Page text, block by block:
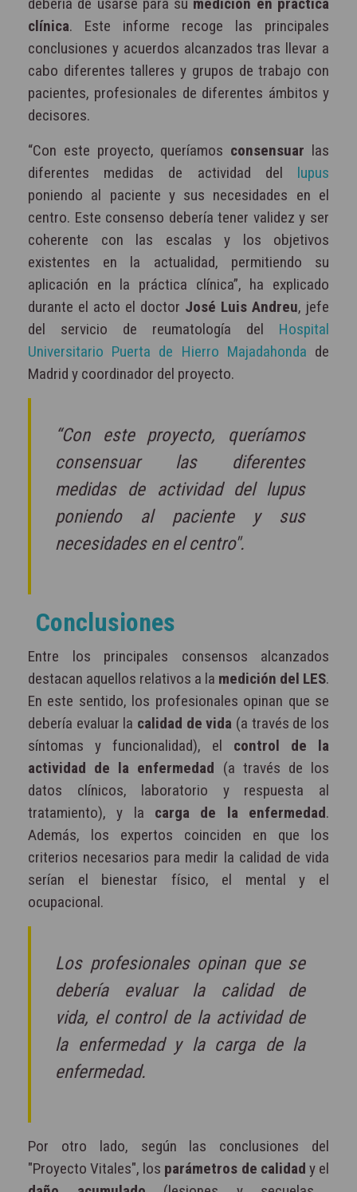
clínica. Este informe recoge las principales
conclusiones y acuerdos alcanzados tras llevar a
cabo diferentes talleres y grupos de trabajo con
pacientes, profesionales de diferentes ámbitos y
decisores.
“Con este proyecto, queríamos consensuar las
diferentes medidas de actividad del lupus
poniendo al paciente y sus necesidades en el
centro. Este consenso debería tener validez y ser
coherente con las escalas y los objetivos
existentes en la actualidad, permitiendo su
aplicación en la práctica clínica”, ha explicado
durante el acto el doctor José Luis Andreu, jefe
del servicio de reumatología del Hospital
Universitario Puerta de Hierro Majadahonda de
Madrid y coordinador del proyecto.
“Con este proyecto, queríamos
consensuar las diferentes
medidas de actividad del lupus
poniendo al paciente y sus
necesidades en el centro".
Conclusiones
Entre los principales consensos alcanzados
destacan aquellos relativos a la medición del LES.
En este sentido, los profesionales opinan que se
debería evaluar la calidad de vida (a través de los
síntomas y funcionalidad), el control de la
actividad de la enfermedad (a través de los
datos clínicos, laboratorio y respuesta al
tratamiento), y la carga de la enfermedad.
Además, los expertos coinciden en que los
criterios necesarios para medir la calidad de vida
serían el bienestar físico, el mental y el
ocupacional.
Los profesionales opinan que se
debería evaluar la calidad de
vida, el control de la actividad de
la enfermedad y la carga de la
enfermedad.
Por otro lado, según las conclusiones del
"Proyecto Vitales", los parámetros de calidad y el